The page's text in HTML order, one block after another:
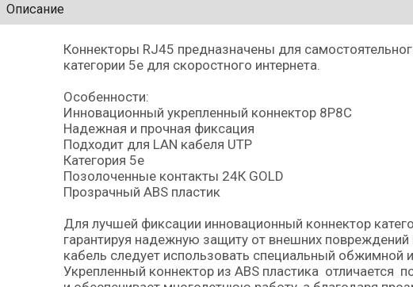
Описание
Коннекторы RJ45 предназначены для
категории 5е для скоростного интернета.
Особенности:
Инновационный укрепленный коннектор 8P8C
Надежная и прочная фиксация
Подходит для LAN кабеля UTP
Категория 5е
Позолоченные контакты 24К GOLD
Прозрачный ABS пластик
Для лучшей фиксации инновационный коннектор
гарантируя надежную защиту от внешних
кабель следует использовать специальный обжимной
Укрепленный коннектор из ABS пластика